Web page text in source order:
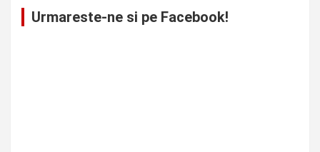
Urmareste-ne si pe Facebook!